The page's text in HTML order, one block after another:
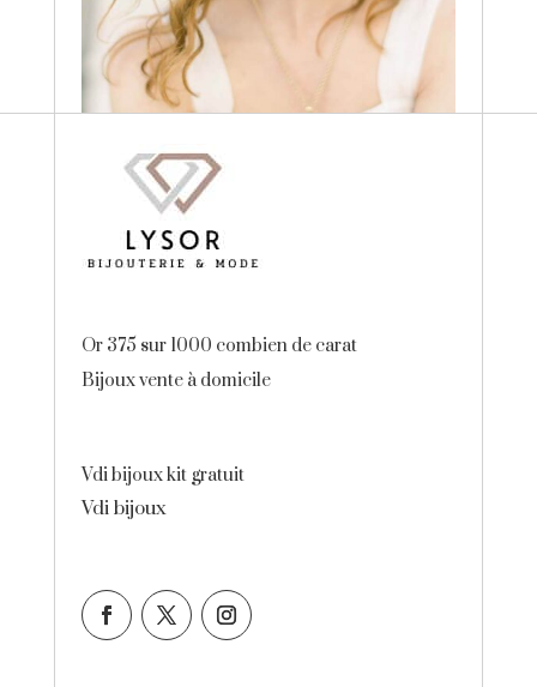
Or 375 sur 1000 combien de carat
Bijoux vente à domicile
Vdi bijoux kit gratuit
Vdi bijoux